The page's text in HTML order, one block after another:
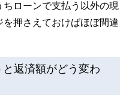
ローンで支払う以外の現
押さえておけばほぼ間違
返済額がどう変わ